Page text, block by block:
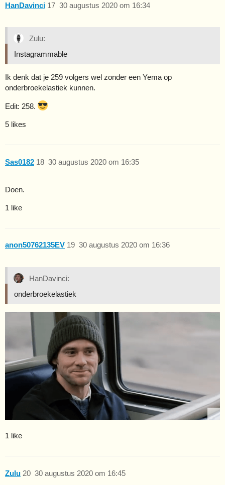
HanDavinci 30 augustus 2020 om 16:34
17
Zulu:
Instagrammable
Ik denk dat je 259 volgers wel zonder een Yema op
onderbroekelastiek kunnen.
Edit: 258.
5 likes
Sas0182 30 augustus 2020 om 16:35
18
Doen.
1 like
anon50762135EV 30 augustus 2020 om 16:36
19
HanDavinci:
onderbroekelastiek
1 like
Zulu 30 augustus 2020 om 16:45
20